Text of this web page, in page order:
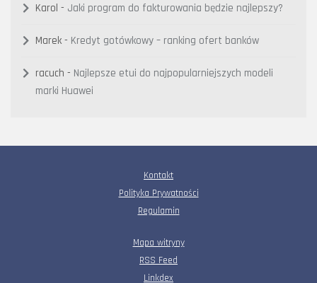
Karol - Jaki program do fakturowania będzie najlepszy?
Marek - Kredyt gotówkowy – ranking ofert banków
racuch - Najlepsze etui do najpopularniejszych modeli
marki Huawei
Kontakt
Polityka Prywatności
Regulamin
Mapa witryny
RSS Feed
Linkdex